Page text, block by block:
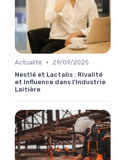
Actualité •
29/09/2025
Nestlé et Lactalis : Rivalité
et Influence dans l'Industrie
Laitière